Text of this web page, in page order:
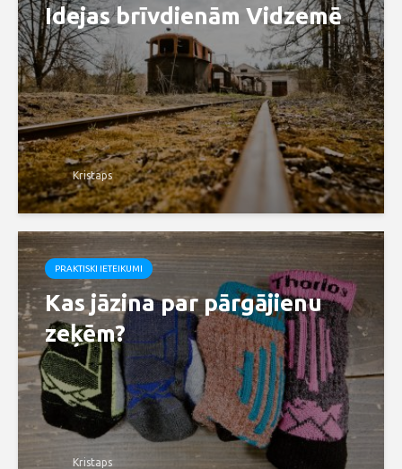
Idejas brīvdienām Vidzemē
Kristaps
PRAKTISKI IETEIKUMI
Kas jāzina par pārgājienu
zeķēm?
Kristaps